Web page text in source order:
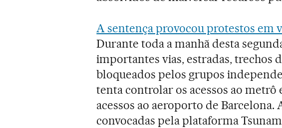
A sentença provocou protestos em
Durante toda a manhã desta
importantes vias, estradas, trechos
bloqueados pelos grupos
tenta controlar os acessos ao metrô
acessos ao aeroporto de Barcelona.
convocadas pela plataforma